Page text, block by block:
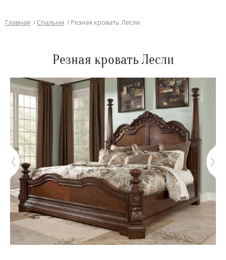
Главная Спальни Резная кровать Лесли
Резная кровать Лесли